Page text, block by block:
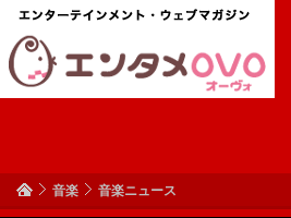
音楽 音楽ニュース